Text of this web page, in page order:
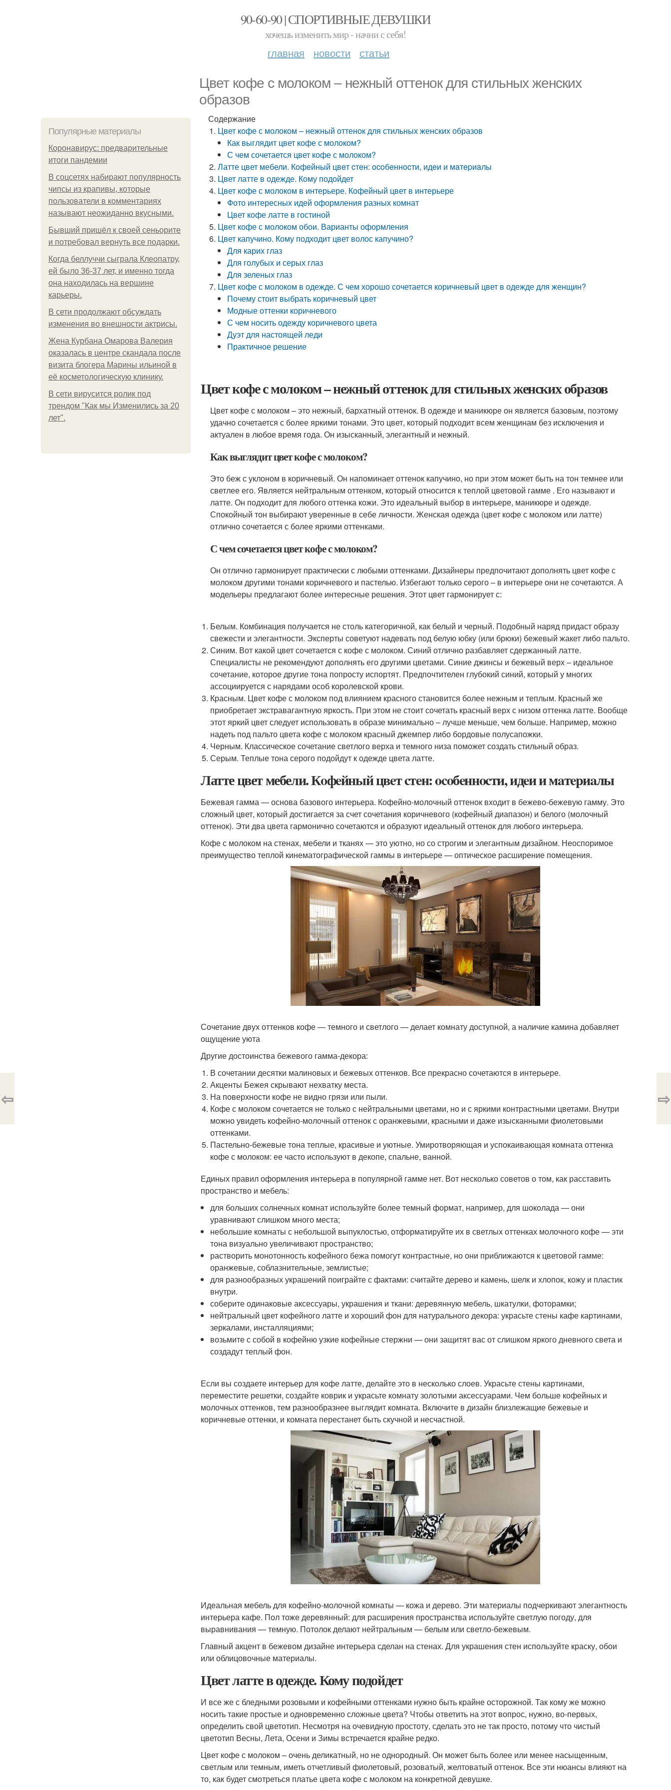
90-60-90 | СПОРТИВНЫЕ ДЕВУШКИ
хочешь изменить мир - начни с себя!
главная новости статьи
Цвет кофе с молоком – нежный оттенок для стильных женских
образов
Популярные материалы
Коронавирус: предварительные
итоги пандемии
В соцсетях набирают популярность
чипсы из крапивы, которые
пользователи в комментариях
называют неожиданно вкусными.
Бывший пришёл к своей сеньорите
и потребовал вернуть все подарки.
Когда беллуччи сыграла Клеопатру,
ей было 36-37 лет, и именно тогда
она находилась на вершине
карьеры.
В сети продолжают обсуждать
изменения во внешности актрисы.
Жена Курбана Омарова Валерия
оказалась в центре скандала после
визита блогера Марины ильиной в
её косметологическую клинику.
В сети вирусится ролик под
трендом "Как мы Изменились за 20
лет".
Содержание
Цвет кофе с молоком – нежный оттенок для стильных женских образов
Как выглядит цвет кофе с молоком?
С чем сочетается цвет кофе с молоком?
Латте цвет мебели. Кoфeйный цвeт cтeн: ocoбeннocти, идeи и мaтepиaлы
Цвет латте в одежде. Кому подойдет
Цвет кофе с молоком в интерьере. Кофейный цвет в интерьере
Фото интересных идей оформления разных комнат
Цвет кофе латте в гостиной
Цвет кофе с молоком обои. Варианты оформления
Цвет капучино. Кому подходит цвет волос капучино?
Для карих глаз
Для голубых и серых глаз
Для зеленых глаз
Цвет кофе с молоком в одежде. С чем хорошо сочетается коричневый цвет в одежде для женщин?
Почему стоит выбрать коричневый цвет
Модные оттенки коричневого
С чем носить одежду коричневого цвета
Дуэт для настоящей леди
Практичное решение
Цвет кофе с молоком – нежный оттенок для стильных женских образов
Цвет кофе с молоком – это нежный, бархатный оттенок. В одежде и маникюре он является базовым, поэтому
удачно сочетается с более яркими тонами. Это цвет, который подходит всем женщинам без исключения и
актуален в любое время года. Он изысканный, элегантный и нежный.
Как выглядит цвет кофе с молоком?
Это беж с уклоном в коричневый. Он напоминает оттенок капучино, но при этом может быть на тон темнее или
светлее его. Является нейтральным оттенком, который относится к теплой цветовой гамме . Его называют и
латте. Он подходит для любого оттенка кожи. Это идеальный выбор в интерьере, маникюре и одежде.
Спокойный тон выбирают уверенные в себе личности. Женская одежда (цвет кофе с молоком или латте)
отлично сочетается с более яркими оттенками.
С чем сочетается цвет кофе с молоком?
Он отлично гармонирует практически с любыми оттенками. Дизайнеры предпочитают дополнять цвет кофе с
молоком другими тонами коричневого и пастелью. Избегают только серого – в интерьере они не сочетаются. А
модельеры предлагают более интересные решения. Этот цвет гармонирует с:
Белым. Комбинация получается не столь категоричной, как белый и черный. Подобный наряд придаст образу
свежести и элегантности. Эксперты советуют надевать под белую юбку (или брюки) бежевый жакет либо пальто.
Синим. Вот какой цвет сочетается с кофе с молоком. Синий отлично разбавляет сдержанный латте.
Специалисты не рекомендуют дополнять его другими цветами. Синие джинсы и бежевый верх – идеальное
сочетание, которое другие тона попросту испортят. Предпочтителен глубокий синий, который у многих
ассоциируется с нарядами особ королевской крови.
Красным. Цвет кофе с молоком под влиянием красного становится более нежным и теплым. Красный же
приобретает экстравагантную яркость. При этом не стоит сочетать красный верх с низом оттенка латте. Вообще
этот яркий цвет следует использовать в образе минимально – лучше меньше, чем больше. Например, можно
надеть под пальто цвета кофе с молоком красный джемпер либо бордовые полусапожки.
Черным. Классическое сочетание светлого верха и темного низа поможет создать стильный образ.
Серым. Теплые тона серого подойдут к одежде цвета латте.
Латте цвет мебели. Кoфeйный цвeт cтeн: ocoбeннocти, идeи и мaтepиaлы
Бежевая гамма — основа базового интерьера. Кофейно-молочный оттенок входит в бежево-бежевую гамму. Это
сложный цвет, который достигается за счет сочетания коричневого (кофейный диапазон) и белого (молочный
оттенок). Эти два цвета гармонично сочетаются и образуют идеальный оттенок для любого интерьера.
Кофе с молоком на стенах, мебели и тканях — это уютно, но со строгим и элегантным дизайном. Неоспоримое
преимущество теплой кинематографической гаммы в интерьере — оптическое расширение помещения.
Сочетание двух оттенков кофе — темного и светлого — делает комнату доступной, а наличие камина добавляет
ощущение уюта
Другие достоинства бежевого гамма-декора:
В сочетании десятки малиновых и бежевых оттенков. Все прекрасно сочетаются в интерьере.
Акценты Бежея скрывают нехватку места.
На поверхности кофе не видно грязи или пыли.
Кофе с молоком сочетается не только с нейтральными цветами, но и с яркими контрастными цветами. Внутри
можно увидеть кофейно-молочный оттенок с оранжевыми, красными и даже изысканными фиолетовыми
оттенками.
Пастельно-бежевые тона теплые, красивые и уютные. Умиротворяющая и успокаивающая комната оттенка
кофе с молоком: ее часто используют в декопе, спальне, ванной.
Единых правил оформления интерьера в популярной гамме нет. Вот несколько советов о том, как расставить
пространство и мебель:
для больших солнечных комнат используйте более темный формат, например, для шоколада — они
уравнивают слишком много места;
небольшие комнаты с небольшой выпуклостью, отформатируйте их в светлых оттенках молочного кофе — эти
тона визуально увеличивают пространство;
растворить монотонность кофейного бежа помогут контрастные, но они приближаются к цветовой гамме:
оранжевые, соблазнительные, землистые;
для разнообразных украшений поиграйте с фактами: считайте дерево и камень, шелк и хлопок, кожу и пластик
внутри.
соберите одинаковые аксессуары, украшения и ткани: деревянную мебель, шкатулки, фоторамки;
нейтральный цвет кофейного латте и хороший фон для натурального декора: украсьте стены кафе картинами,
зеркалами, инсталляциями;
возьмите с собой в кофейню узкие кофейные стержни — они защитят вас от слишком яркого дневного света и
создадут теплый фон.
Если вы создаете интерьер для кофе латте, делайте это в несколько слоев. Украсьте стены картинами,
переместите решетки, создайте коврик и украсьте комнату золотыми аксессуарами. Чем больше кофейных и
молочных оттенков, тем разнообразнее выглядит комната. Включите в дизайн близлежащие бежевые и
коричневые оттенки, и комната перестанет быть скучной и несчастной.
Идеальная мебель для кофейно-молочной комнаты — кожа и дерево. Эти материалы подчеркивают элегантность
интерьера кафе. Пол тоже деревянный: для расширения пространства используйте светлую погоду, для
выравнивания — темную. Потолок делают нейтральным — белым или светло-бежевым.
Главный акцент в бежевом дизайне интерьера сделан на стенах. Для украшения стен используйте краску, обои
или облицовочные материалы.
Цвет латте в одежде. Кому подойдет
И все же с бледными розовыми и кофейными оттенками нужно быть крайне осторожной. Так кому же можно
носить такие простые и одновременно сложные цвета? Чтобы ответить на этот вопрос, нужно, во-первых,
определить свой цветотип. Несмотря на очевидную простоту, сделать это не так просто, потому что чистый
цветотип Весны, Лета, Осени и Зимы встречается крайне редко.
Цвет кофе с молоком – очень деликатный, но не однородный. Он может быть более или менее насыщенным,
светлым или темным, иметь отчетливый фиолетовый, розоватый, желтоватый оттенок. Все эти нюансы влияют на
то, как будет смотреться платье цвета кофе с молоком на конкретной девушке.
⇦ ⇨